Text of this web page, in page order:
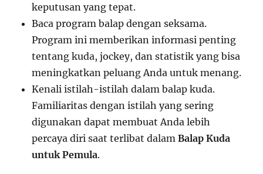
keputusan yang tepat.
Baca program balap dengan seksama.
Program ini memberikan informasi penting
tentang kuda, jockey, dan statistik yang bisa
meningkatkan peluang Anda untuk menang.
Kenali istilah-istilah dalam balap kuda.
Familiaritas dengan istilah yang sering
digunakan dapat membuat Anda lebih
percaya diri saat terlibat dalamBalap Kuda
untuk Pemula.